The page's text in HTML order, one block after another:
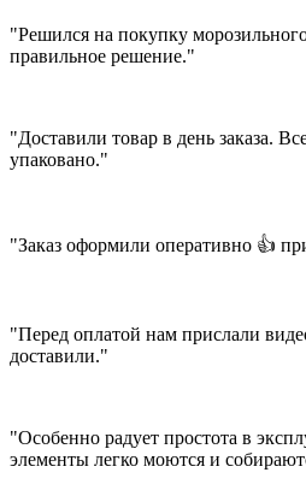
"Решился на покупку
правильное решение."
"Доставили товар в день заказа.
упаковано."
"Заказ оформили оперативно 👍
"Перед оплатой нам прислали
доставили."
"Особенно радует простота в
элементы легко моются и